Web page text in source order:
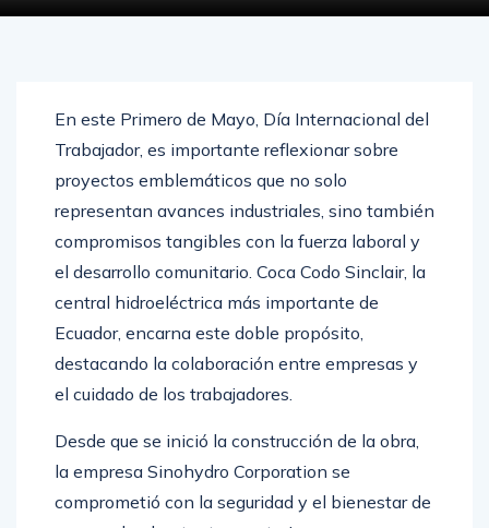
Trabajador, es importante reflexionar sobre
proyectos emblemáticos que no solo
representan avances industriales, sino también
compromisos tangibles con la fuerza laboral y
el desarrollo comunitario. Coca Codo Sinclair, la
central hidroeléctrica más importante de
Ecuador, encarna este doble propósito,
destacando la colaboración entre empresas y
el cuidado de los trabajadores.
la empresa Sinohydro Corporation se
comprometió con la seguridad y el bienestar de
sus empleados, tanto ecuatorianos como